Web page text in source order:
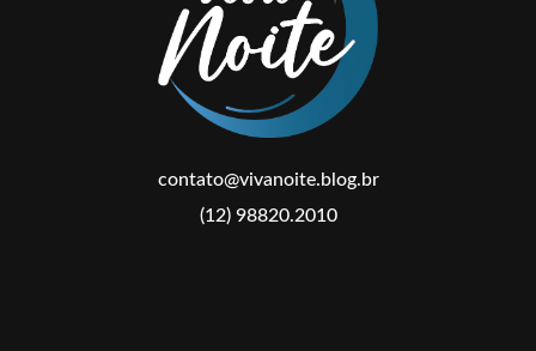
contato@vivanoite.blog.br
(12) 98820.2010